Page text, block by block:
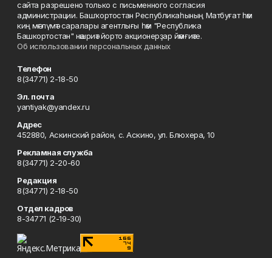
сайта разрешено только с письменного согласия
администрации. Башҡортостан Республикаһының Матбуғат һәм
киң мәғлүмәт саралары агентлығы һәм "Республика
Башкортостан" нәшриәт йорто акционерҙар йәмғиәте.
Об использовании персональных данных
Телефон
8(34771) 2-18-50
Эл. почта
yantiyak@yandex.ru
Адрес
452880, Аскинский район, с. Аскино, ул. Блюхера, 10
Рекламная служба
8(34771) 2-20-60
Редакция
8(34771) 2-18-50
Отдел кадров
8-34771 (2-19-30)